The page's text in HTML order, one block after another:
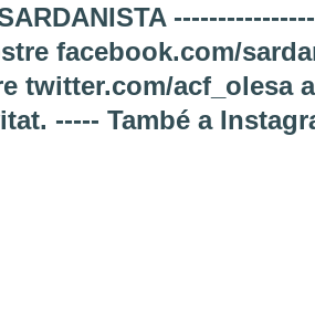
facebook.com/
twitter.com/acf_olesa
----- També a